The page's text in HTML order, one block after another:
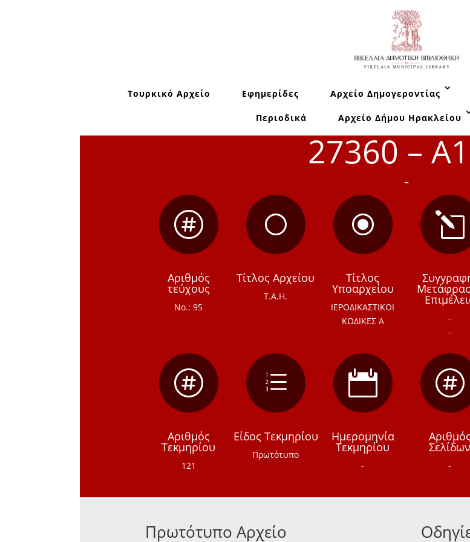
Τουρκικό Αρχείο Εφημερίδες Αρχείο Δημογεροντίας
Περιοδικά Αρχείο Δήμου Ηρακλείου
27360 –
-

Αριθμός
τεύχους
Νο.: 95
[
Τίτλος Αρχείου
Τ.Α.Η.
\
Τίτλος
Υποαρχείου
ΙΕΡΟΔΙΚΑΣΤΙΚΟΙ
ΚΩΔΙΚΕΣ Α
l
-
-

Αριθμός
Τεκμηρίου
121
e
Είδος Τεκμηρίου
Πρωτότυπο

Ημερομηνία
Τεκμηρίου
-

Αριθμός
Σελίδων
-
Πρωτότυπο Αρχείο